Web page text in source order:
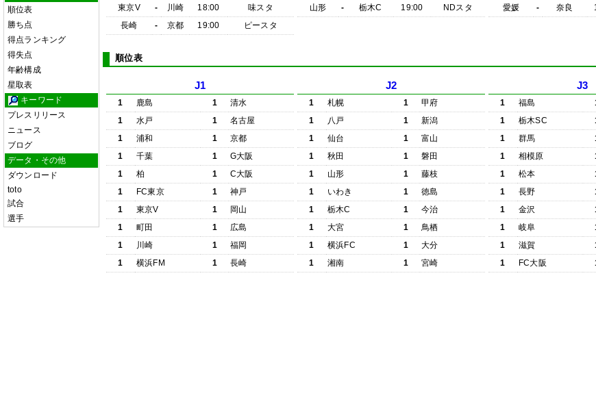
順位表
勝ち点
得点ランキング
得失点
年齢構成
星取表
キーワード
プレスリリース
ニュース
ブログ
データ・その他
ダウンロード
toto
試合
選手
東京V
- 川崎 18:00
味スタ
長崎
- 京都 19:00 ピースタ
山形
- 栃木C 19:00 NDスタ
愛媛
- 奈良
順位表
J1
1 鹿島 1
清水
1
水戸 1
名古屋
1
浦和 1
京都
1
千葉 1
G大阪
1
柏 1
C大阪
1
FC東京 1
神戸
1
東京V 1
岡山
1
町田 1
広島
1
川崎 1
福岡
1
横浜FM 1 長崎
J2
1 札幌 1
甲府
1
八戸 1
新潟
1
仙台 1
富山
1
秋田 1
磐田
1
山形 1
藤枝
1
いわき 1
徳島
1
栃木C 1
今治
1
大宮 1
鳥栖
1
横浜FC 1
大分
1
湘南 1 宮崎
J3
1 福島
1
栃木SC
1
群馬
1
相模原
1
松本
1
長野
1
金沢
1
岐阜
1
滋賀
1
FC大阪